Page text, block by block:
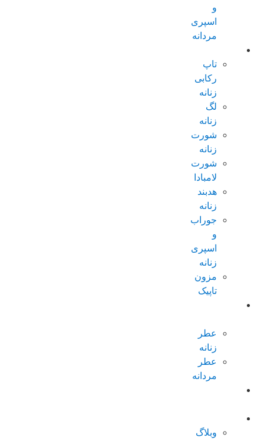
و
اسپری
مردانه
تاپ
رکابی
زنانه
لگ
زنانه
شورت
زنانه
شورت
لامبادا
هدبند
زنانه
جوراب
و
اسپری
زنانه
مزون
تاپیک
عطر
زنانه
عطر
مردانه
وبلاگ